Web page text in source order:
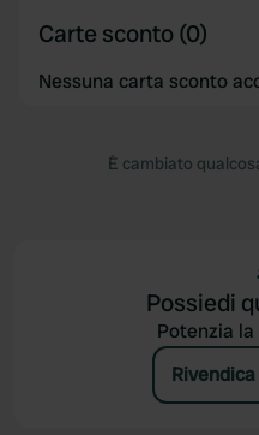
Carte sconto (0)
Nessuna carta sconto
È cambiato
Possiedi
Potenzia